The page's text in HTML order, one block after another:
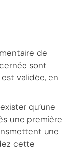
de
sont
validée, en
qu’une
une première
une
cette